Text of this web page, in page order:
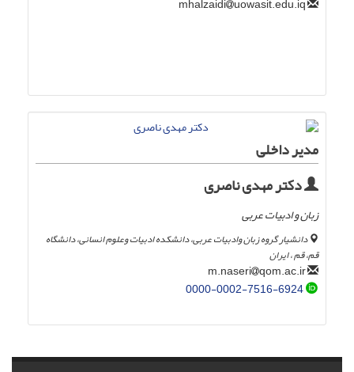
uowasit.edu.iq
مدیر داخلی
دکتر مهدی ناصری
زبان و ادبیات عربی
دانشیار گروه زبان وادبیات عربی، دانشکده ادبیات وعلوم انسانی، دانشگاه
قم، قم ، ایران
qom.ac.ir
0000-0002-7516-6924